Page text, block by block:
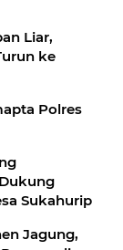
Liar,
ke
Polres
Sukahurip
Jagung,